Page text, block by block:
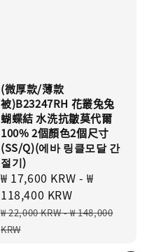
(微厚款/薄款
被)B23247RH 花叢兔兔
蝴蝶結 水洗抗皺莫代爾
100% 2個顏色2個尺寸
(SS/Q)(에바 링클모달 간
절기)
Sale
price
₩ 17,600 KRW -₩
118,400 KRW
Regular
price
₩ 22,000 KRW-₩ 148,000
KRW